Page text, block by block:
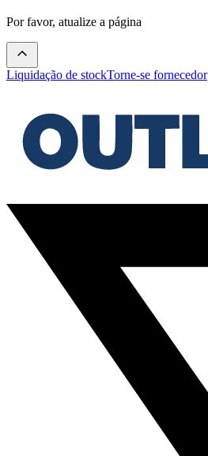
Por favor, atualize a página
Liquidação de stockTorne-se fornecedor